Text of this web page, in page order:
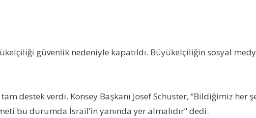
güvenlik nedeniyle kapatıldı. Büyükelçiliğin sosyal
destek verdi. Konsey Başkanı Josef Schuster, “Bildiğimiz her
bu durumda İsrail’in yanında yer almalıdır” dedi.